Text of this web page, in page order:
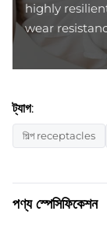
highly
wear
ট্যাগ:
শিল্প receptacles
পণ্য স্পেসিফিকেশন